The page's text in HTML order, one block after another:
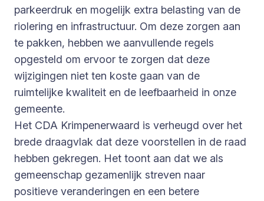
parkeerdruk en mogelijk extra belasting van de
riolering en infrastructuur. Om deze zorgen aan
te pakken, hebben we aanvullende regels
opgesteld om ervoor te zorgen dat deze
wijzigingen niet ten koste gaan van de
ruimtelijke kwaliteit en de leefbaarheid in onze
gemeente.
Het CDA Krimpenerwaard is verheugd over het
brede draagvlak dat deze voorstellen in de raad
hebben gekregen. Het toont aan dat we als
gemeenschap gezamenlijk streven naar
positieve veranderingen en een betere